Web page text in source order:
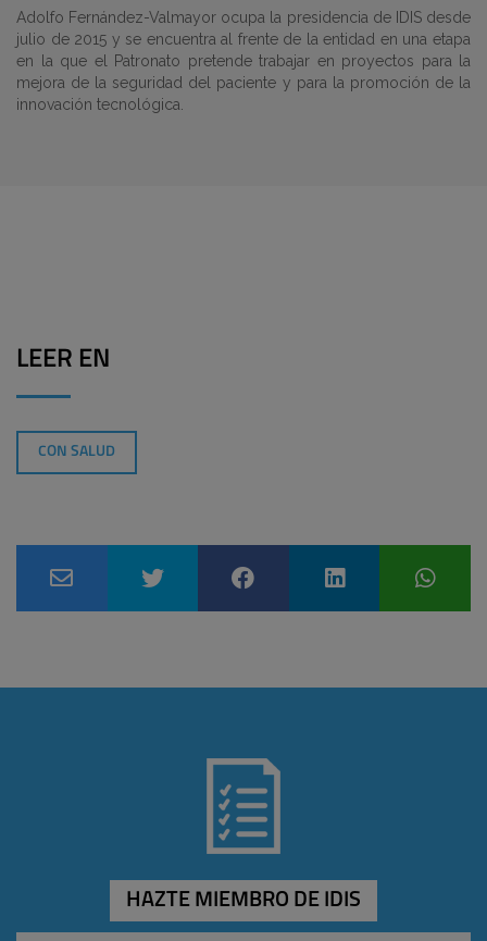
Adolfo Fernández-Valmayor ocupa la presidencia de IDIS desde
julio de 2015 y se encuentra al frente de la entidad en una etapa
en la que el Patronato pretende trabajar en proyectos para la
mejora de la seguridad del paciente y para la promoción de la
innovación tecnológica.
LEER EN
CON SALUD
HAZTE MIEMBRO DE IDIS